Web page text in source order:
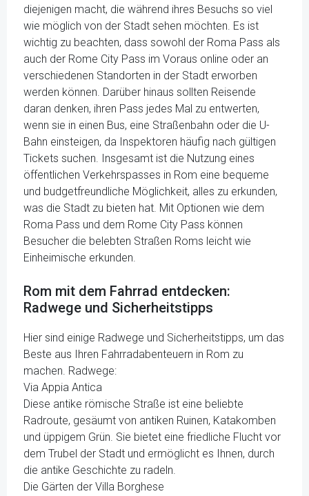
diejenigen macht, die während ihres Besuchs so viel
wie möglich von der Stadt sehen möchten. Es ist
wichtig zu beachten, dass sowohl der Roma Pass als
auch der Rome City Pass im Voraus online oder an
verschiedenen Standorten in der Stadt erworben
werden können. Darüber hinaus sollten Reisende
daran denken, ihren Pass jedes Mal zu entwerten,
wenn sie in einen Bus, eine Straßenbahn oder die U-
Bahn einsteigen, da Inspektoren häufig nach gültigen
Tickets suchen. Insgesamt ist die Nutzung eines
öffentlichen Verkehrspasses in Rom eine bequeme
und budgetfreundliche Möglichkeit, alles zu erkunden,
was die Stadt zu bieten hat. Mit Optionen wie dem
Roma Pass und dem Rome City Pass können
Besucher die belebten Straßen Roms leicht wie
Einheimische erkunden.
Rom mit dem Fahrrad entdecken:
Radwege und Sicherheitstipps
Hier sind einige Radwege und Sicherheitstipps, um das
Beste aus Ihren Fahrradabenteuern in Rom zu
machen. Radwege:
Via Appia Antica
Diese antike römische Straße ist eine beliebte
Radroute, gesäumt von antiken Ruinen, Katakomben
und üppigem Grün. Sie bietet eine friedliche Flucht vor
dem Trubel der Stadt und ermöglicht es Ihnen, durch
die antike Geschichte zu radeln.
Die Gärten der Villa Borghese